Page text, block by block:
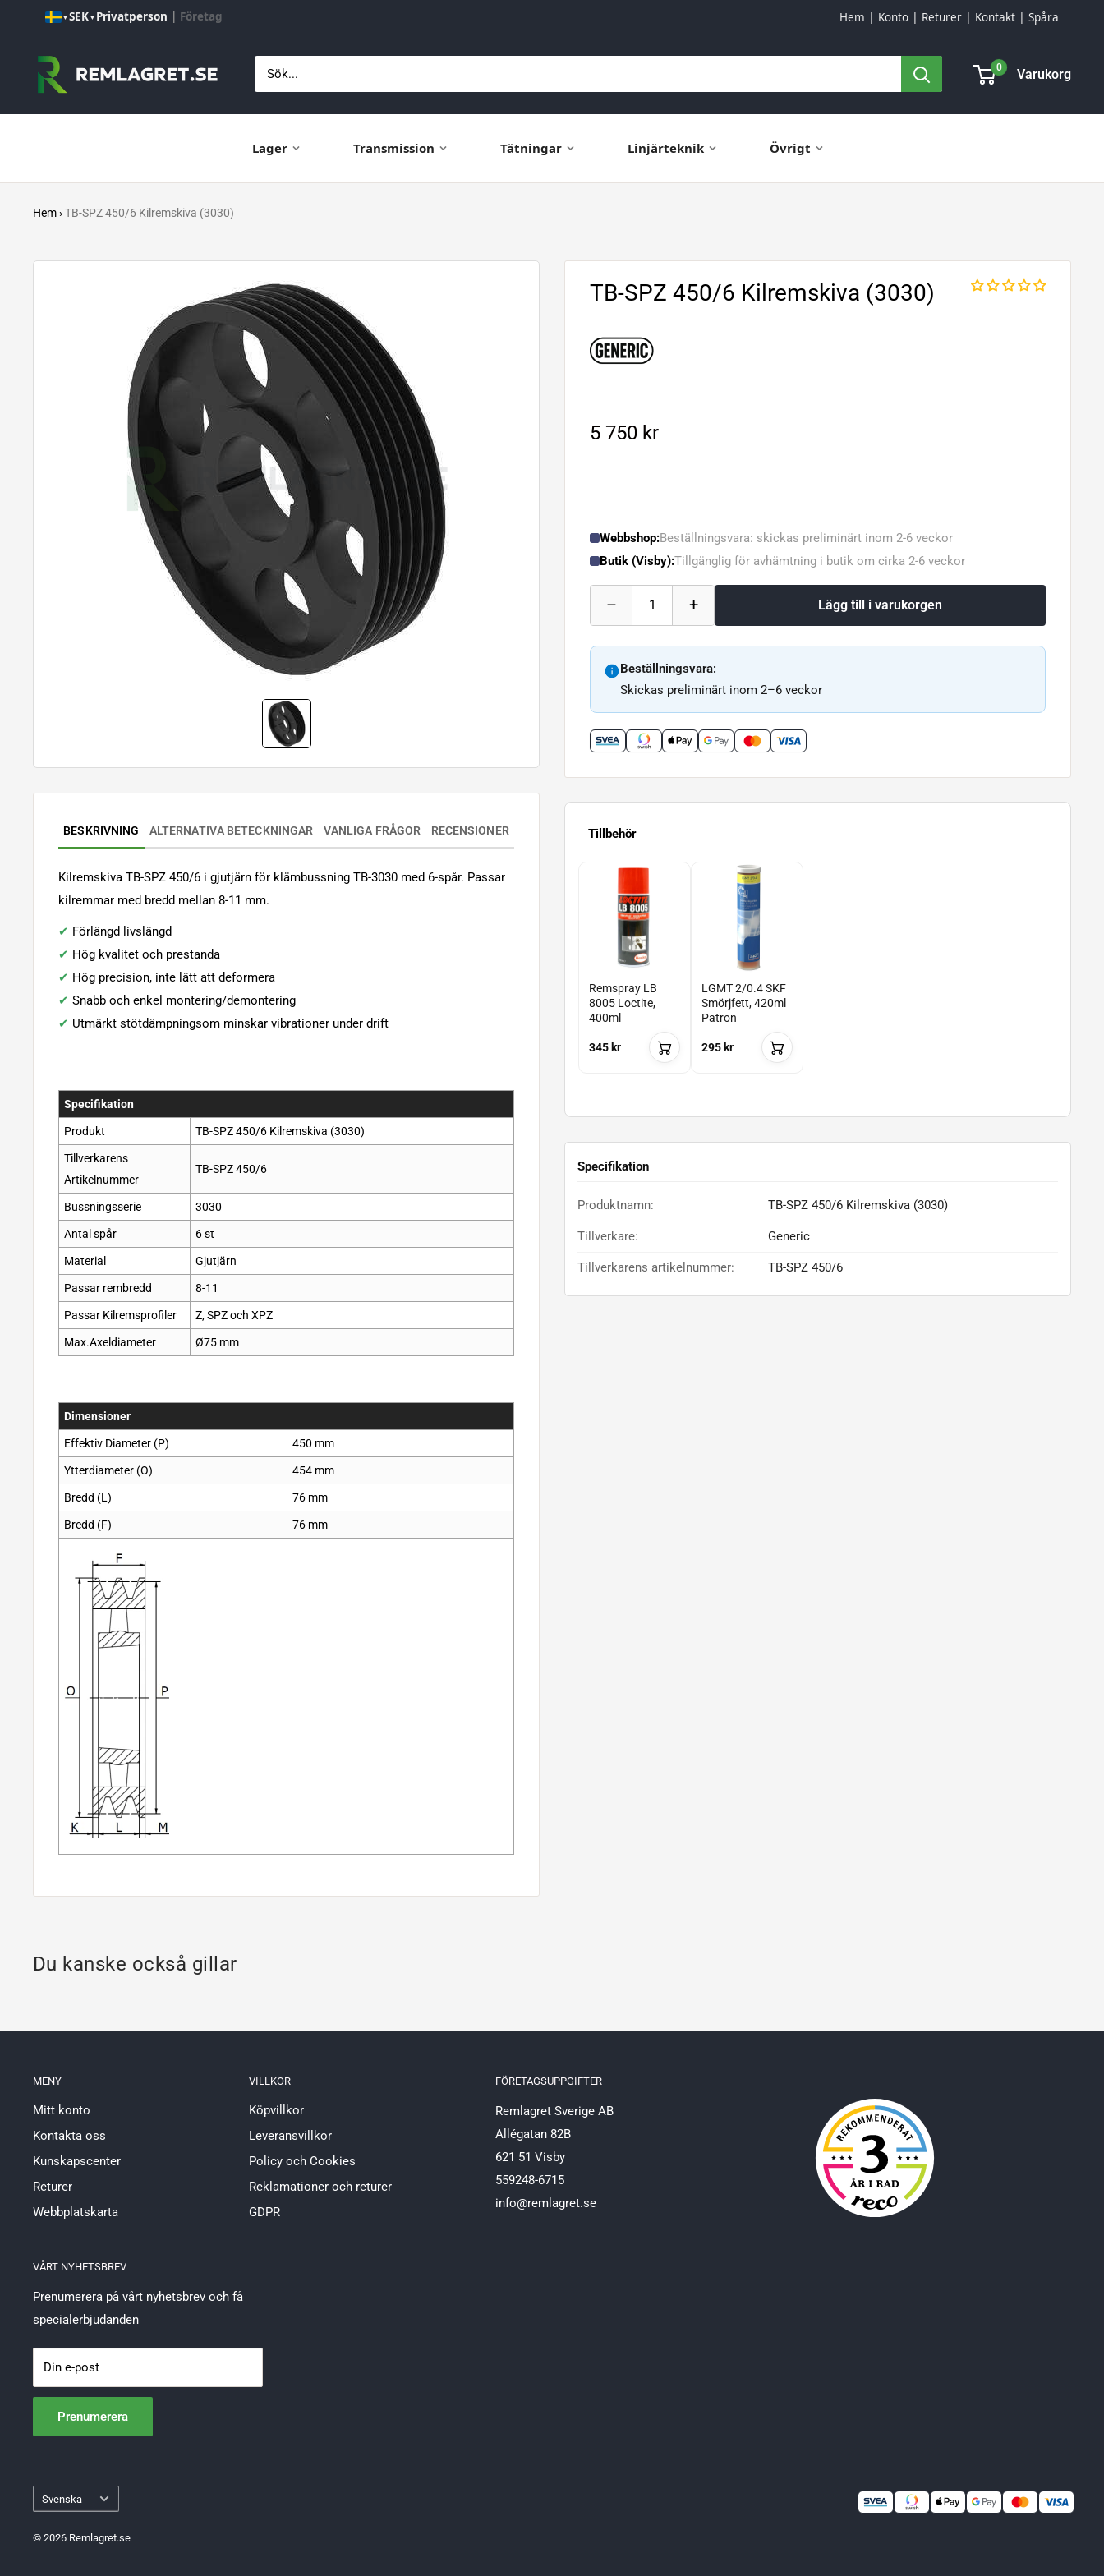
till
innehåll
▼SEK▼ Privatperson | Företag Hem Konto Returer Kontakt Spåra
Remlagret.se 0 Varukorg
Lager Transmission Tätningar Linjärteknik Övrigt
Hem›TB-SPZ 450/6 Kilremskiva (3030)
TB-SPZ 450/6 Kilremskiva (3030)
5 750 kr
Webbshop:Beställningsvara: skickas preliminärt inom 2-6 veckor
Butik (Visby):Tillgänglig för avhämtning i butik om cirka 2-6 veckor
– 1 + Lägg till i varukorgen
Beställningsvara:
Skickas preliminärt inom 2–6 veckor
Tillbehör
Remspray LB
8005 Loctite,
400ml
345 kr
LGMT 2/0.4 SKF
Smörjfett, 420ml
Patron
295 kr
Specifikation
Produktnamn: TB-SPZ 450/6 Kilremskiva (3030)
Tillverkare: Generic
Tillverkarens artikelnummer: TB-SPZ 450/6
BESKRIVNING ALTERNATIVA BETECKNINGAR VANLIGA FRÅGOR RECENSIONER
Kilremskiva TB-SPZ 450/6 i gjutjärn för klämbussning TB-3030 med 6-spår. Passar
kilremmar med bredd mellan 8-11 mm.
✔ Förlängd livslängd
✔ Hög kvalitet och prestanda
✔ Hög precision, inte lätt att deformera
✔ Snabb och enkel montering/demontering
✔ Utmärkt stötdämpningsom minskar vibrationer under drift
Specifikation
Produkt TB-SPZ 450/6 Kilremskiva (3030)
Tillverkarens
Artikelnummer
TB-SPZ 450/6
Bussningsserie 3030
Antal spår 6 st
Material Gjutjärn
Passar rembredd 8-11
Passar Kilremsprofiler Z, SPZ och XPZ
Max.Axeldiameter Ø75 mm
Dimensioner
Effektiv Diameter (P) 450 mm
Ytterdiameter (O) 454 mm
Bredd (L) 76 mm
Bredd (F) 76 mm
Du kanske också gillar
MENY
Mitt konto
Kontakta oss
Kunskapscenter
Returer
Webbplatskarta
VILLKOR
Köpvillkor
Leveransvillkor
Policy och Cookies
Reklamationer och returer
GDPR
FÖRETAGSUPPGIFTER
Remlagret Sverige AB
Allégatan 82B
621 51 Visby
559248-6715
info@remlagret.se
VÅRT NYHETSBREV
Prenumerera på vårt nyhetsbrev och få
specialerbjudanden
Din e-post
Prenumerera
Språk
Svenska
© 2026 Remlagret.se